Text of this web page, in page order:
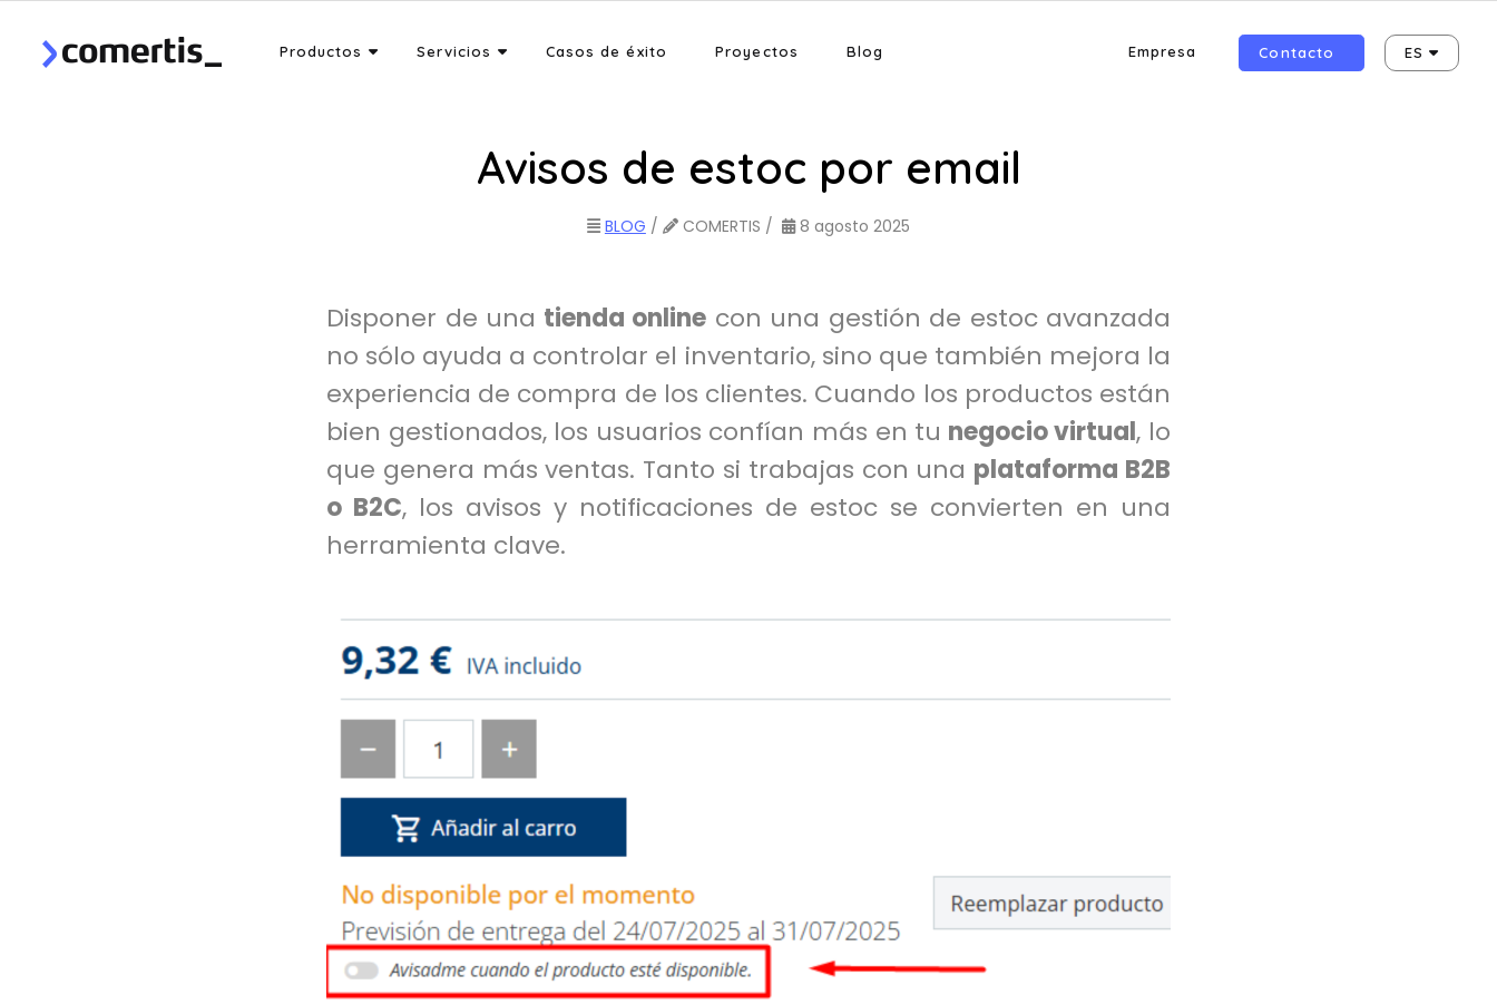
Productos Servicios Casos de éxito Proyectos ES
Contacto
Empresa
Blog
Avisos de estoc por email
BLOG / COMERTIS / 8 agosto 2025
Disponer de una tienda online con una gestión de estoc avanzada
no sólo ayuda a controlar el inventario, sino que también mejora la
experiencia de compra de los clientes. Cuando los productos están
bien gestionados, los usuarios confían más en tu negocio virtual, lo
que genera más ventas. Tanto si trabajas con una plataforma B2B
o B2C, los avisos y notificaciones de estoc se convierten en una
herramienta clave.